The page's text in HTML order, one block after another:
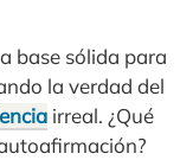
base sólida para
la verdad del
irreal. ¿Qué